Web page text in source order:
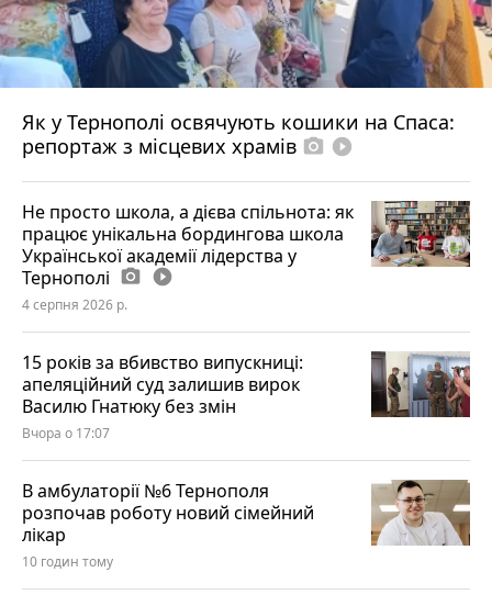
Як у Тернополі освячують кошики на Спаса:
репортаж з місцевих храмів photo_camera play_circle_filled
Не просто школа, а дієва спільнота: як
працює унікальна бордингова школа
Української академії лідерства у
Тернополі photo_camera play_circle_filled
4 серпня 2026 р.
15 років за вбивство випускниці:
апеляційний суд залишив вирок
Василю Гнатюку без змін
Вчора о 17:07
В амбулаторії №6 Тернополя
розпочав роботу новий сімейний
лікар
10 годин тому